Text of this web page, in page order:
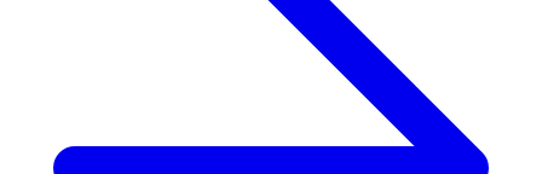
- Rådgör med din tandläkare eller tandhygienist för val av
- 0,7 mm